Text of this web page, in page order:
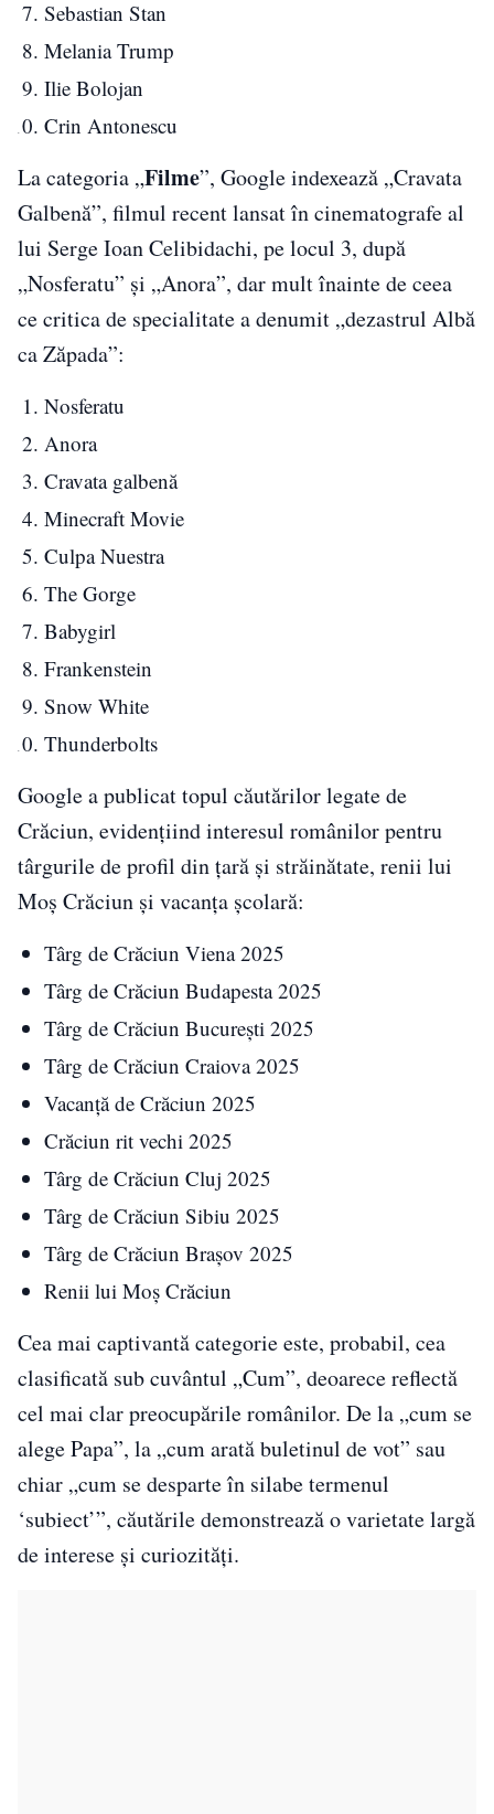
Sebastian Stan
Melania Trump
Ilie Bolojan
Crin Antonescu
La categoria „Filme”, Google indexează „Cravata
Galbenă”, filmul recent lansat în cinematografe al
lui Serge Ioan Celibidachi, pe locul 3, după
„Nosferatu” și „Anora”, dar mult înainte de ceea
ce critica de specialitate a denumit „dezastrul Albă
ca Zăpada”:
Nosferatu
Anora
Cravata galbenă
Minecraft Movie
Culpa Nuestra
The Gorge
Babygirl
Frankenstein
Snow White
Thunderbolts
Google a publicat topul căutărilor legate de
Crăciun, evidențiind interesul românilor pentru
târgurile de profil din țară și străinătate, renii lui
Moș Crăciun și vacanța școlară:
Târg de Crăciun Viena 2025
Târg de Crăciun Budapesta 2025
Târg de Crăciun București 2025
Târg de Crăciun Craiova 2025
Vacanță de Crăciun 2025
Crăciun rit vechi 2025
Târg de Crăciun Cluj 2025
Târg de Crăciun Sibiu 2025
Târg de Crăciun Brașov 2025
Renii lui Moș Crăciun
Cea mai captivantă categorie este, probabil, cea
clasificată sub cuvântul „Cum”, deoarece reflectă
cel mai clar preocupările românilor. De la „cum se
alege Papa”, la „cum arată buletinul de vot” sau
chiar „cum se desparte în silabe termenul
‘subiect’”, căutările demonstrează o varietate largă
de interese și curiozități.